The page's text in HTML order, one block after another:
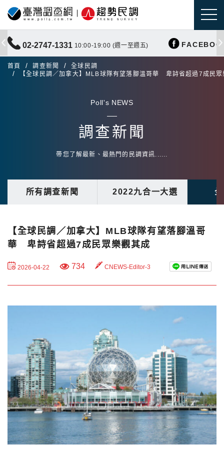
02-2747-1331 10:00-19:00 (週一至週五)
首頁 調查新聞
全球民調
【全球民調／加拿大】MLB球隊有望落腳溫哥華 卑詩省超過7成民眾
Poll's NEWS
調查新聞
帶您了解最新、最熱門的民調資訊......
所有調查新聞 2022九合一大選
【全球民調／加拿大】MLB球隊有望落腳溫哥
華 卑詩省超過7成民眾樂觀其成
2026-04-22 734 CNEWS-Editor-3